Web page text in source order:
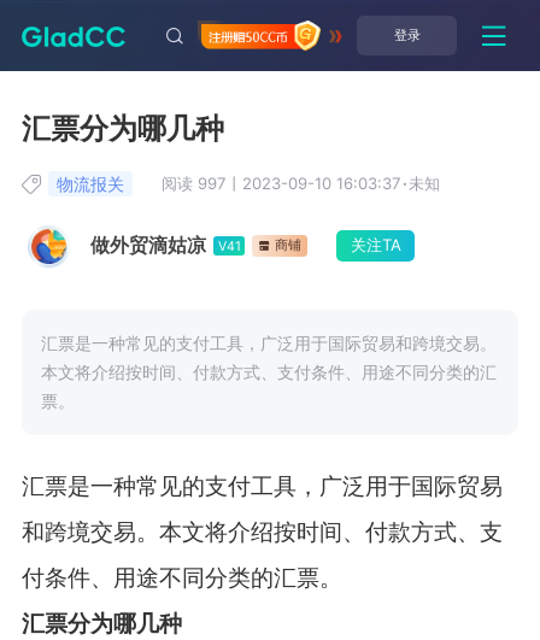
登录
汇票分为哪几种
做外贸滴姑凉 V41 商铺 关注TA
物流报关 阅读 997 2023-09-10 16:03:37·未知
汇票是一种常见的支付工具，广泛用于国际贸易和跨境交易。
本文将介绍按时间、付款方式、支付条件、用途不同分类的汇
票。
汇票是一种常见的支付工具，广泛用于国际贸易
和跨境交易。本文将介绍按时间、付款方式、支
付条件、用途不同分类的汇票。
汇票分为哪几种